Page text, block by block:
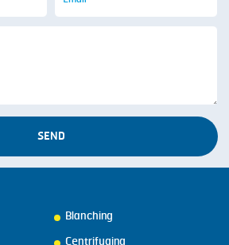
SEND
Blanching